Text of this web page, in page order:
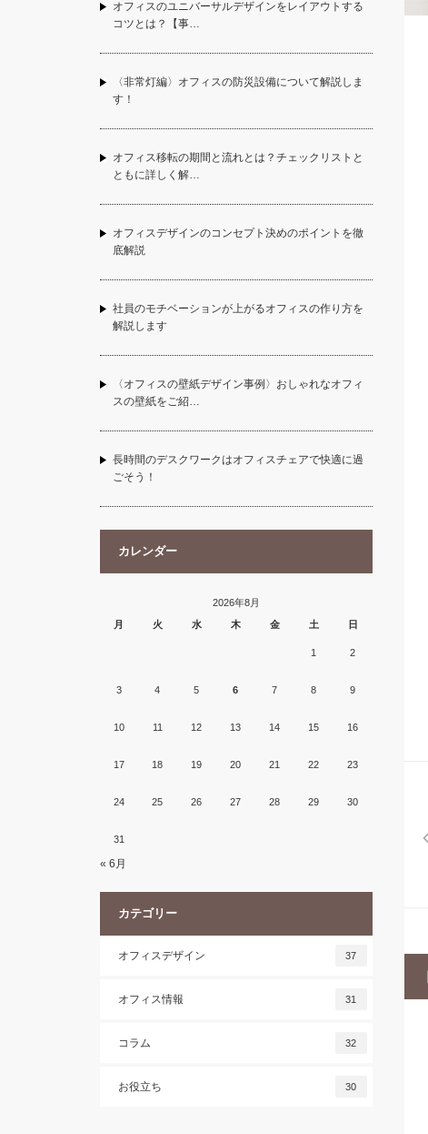
オフィスのユニバーサルデザインをレイアウトする
コツとは？【事…
〈非常灯編〉オフィスの防災設備について解説しま
す！
オフィス移転の期間と流れとは？チェックリストと
ともに詳しく解…
オフィスデザインのコンセプト決めのポイントを徹
底解説
社員のモチベーションが上がるオフィスの作り方を
解説します
〈オフィスの壁紙デザイン事例〉おしゃれなオフィ
スの壁紙をご紹…
長時間のデスクワークはオフィスチェアで快適に過
ごそう！
カレンダー
2026年8月
月
火 水 木 金 土 日
1 2
3 4 5 6 7 8 9
10 11 12 13 14 15 16
17 18 19 20 21 22 23
24 25 26 27 28 29 30
31
« 6月
カテゴリー
オフィスデザイン 37
オフィス情報 31
コラム 32
お役立ち 30